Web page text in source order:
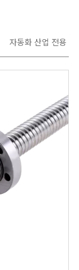
자동화 산업 전용